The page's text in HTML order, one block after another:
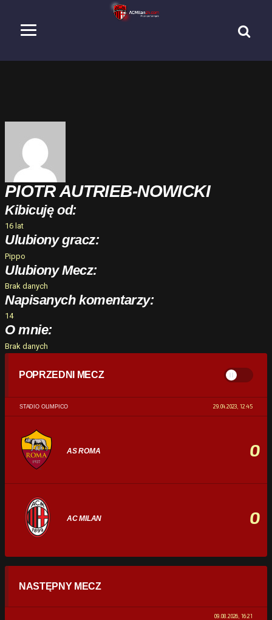
PIOTR AUTRIEB-NOWICKI
Kibicuję od:
16 lat
Ulubiony gracz:
Pippo
Ulubiony Mecz:
Brak danych
Napisanych komentarzy:
14
O mnie:
Brak danych
POPRZEDNI MECZ
STADIO OLIMPICO 29.04.2023, 12:45
AS ROMA 0
AC MILAN 0
STATYSTYKI
0% 100%
NASTĘPNY MECZ
09.08.2026, 16:21